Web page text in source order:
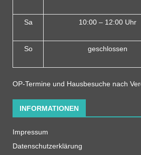
Sa 10:00 – 12:00 Uhr
So geschlossen
OP-Termine und Hausbesuche nach
INFORMATIONEN
Impressum
Datenschutzerklärung